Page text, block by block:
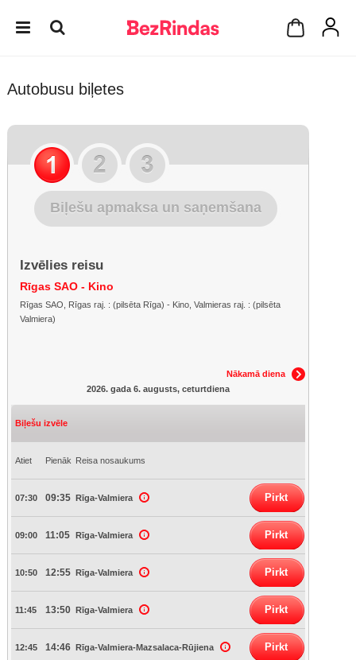
Autobusu biļetes
Biļešu apmaksa un saņemšana
Izvēlies reisu
Rīgas SAO - Kino
Rīgas SAO, Rīgas raj. : (pilsēta Rīga) - Kino, Valmieras raj. : (pilsēta
Valmiera)
Nākamā diena
2026. gada 6. augusts, ceturtdiena
Biļešu izvēle
Atiet Pienāk Reisa nosaukums
07:30 09:35 Rīga-Valmiera Pirkt
09:00 11:05 Rīga-Valmiera Pirkt
10:50 12:55 Rīga-Valmiera Pirkt
11:45 13:50 Rīga-Valmiera Pirkt
12:45 14:46 Rīga-Valmiera-Mazsalaca-Rūjiena Pirkt